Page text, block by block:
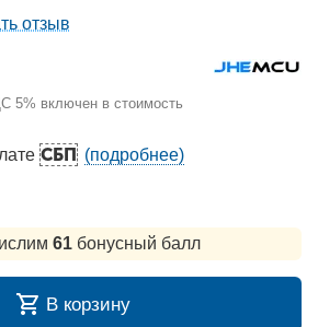
отзыв
5% включен в стоимость
СБП (подробнее)
61 бонусный балл
В корзину